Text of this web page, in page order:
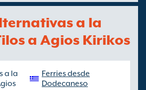
a la
a Agios Kirikos
a la
Ferries desde
Dodecaneso